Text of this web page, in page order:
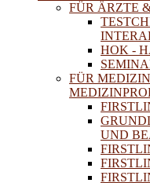
FÜR ÄRZTE
HOK -
FÜR
UND